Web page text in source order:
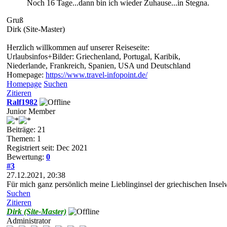
Noch 16 Tage...dann bin ich wieder Zuhause...in Stegna.
Gruß
Dirk (Site-Master)
Herzlich willkommen auf unserer Reiseseite:
Urlaubsinfos+Bilder: Griechenland, Portugal, Karibik,
Niederlande, Frankreich, Spanien, USA und Deutschland
Homepage: https://www.travel-infopoint.de/
Homepage Suchen
Zitieren
Ralf1982
Junior Member
Beiträge: 21
Themen: 1
Registriert seit: Dec 2021
Bewertung: 0
#3
27.12.2021, 20:38
Für mich ganz persönlich meine Lieblinginsel der griechischen
Suchen
Zitieren
Dirk (Site-Master)
Administrator